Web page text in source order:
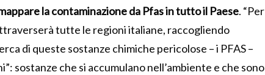
la contaminazione da Pfas in tutto il Paese. “Per
tutte le regioni italiane, raccogliendo
di queste sostanze chimiche pericolose – i PFAS –
sostanze che si accumulano nell’ambiente e che sono